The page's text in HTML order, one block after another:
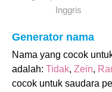
Inggris
Generator nama
Nama yang cocok
adalah: Tidak, Zein,
cocok untuk saudara